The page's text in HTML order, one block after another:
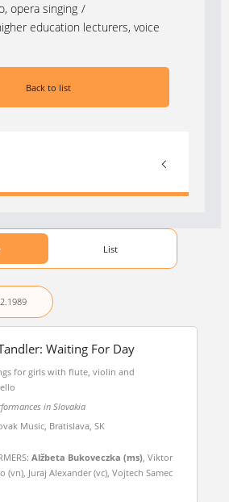
opera singing /
education lecturers, voice
Back to list
List
1989
Waiting For Day
for girls with flute, violin and
in Slovakia
Music, Bratislava, SK
Alžbeta Bukoveczka (ms), Viktor
(vn), Juraj Alexander (vc), Vojtech Samec